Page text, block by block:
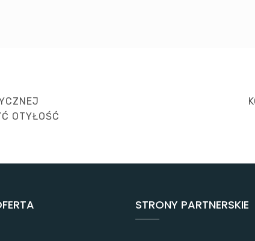
OTYŁOŚĆ
STRONY PARTNERSKIE